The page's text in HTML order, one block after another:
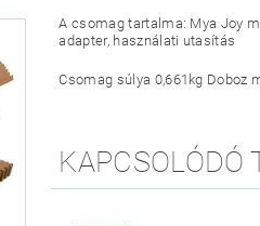
A csomag tartalma: Mya Joy
adapter, használati utasítás
Csomag súlya 0,661kg Doboz
KAPCSOLÓDÓ